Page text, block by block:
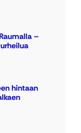
–
hintaan